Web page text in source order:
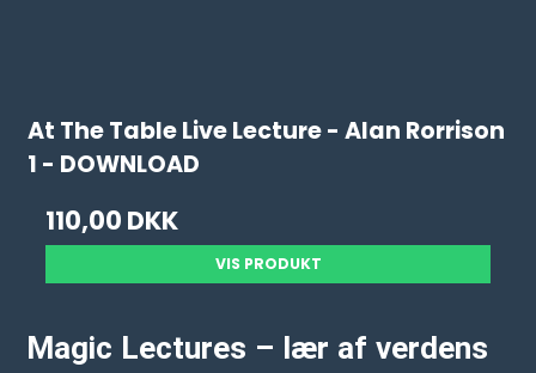
At The Table Live Lecture - Alan Rorrison
1 - DOWNLOAD
110,00 DKK
VIS PRODUKT
Magic Lectures – lær af verdens